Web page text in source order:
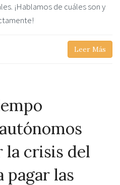
¡Hablamos de cuáles son y
Leer Más
la crisis del
pagar las